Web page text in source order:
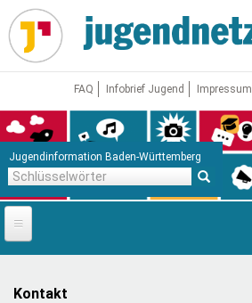
Direkt
zum
Inhalt
FAQ Infobrief Jugend Impressum
Jugendinformation Baden-Württemberg
Startseite
News
Kontakt